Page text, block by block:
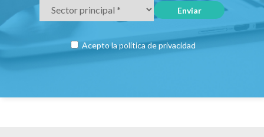
Acepto lapolítica de privacidad